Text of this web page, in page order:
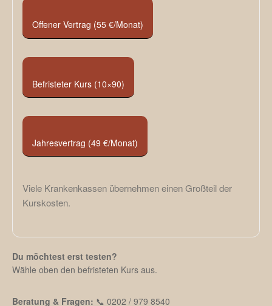
Offener Vertrag (55 €/Monat)
Befristeter Kurs (10×90)
Jahresvertrag (49 €/Monat)
Viele Krankenkassen übernehmen einen Großteil der
Kurskosten.
Du möchtest erst testen?
Wähle oben den befristeten Kurs aus.
Beratung & Fragen: 📞 0202 / 979 8540